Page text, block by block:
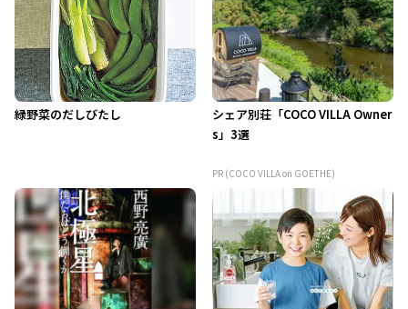
緑野菜のだしびたし
シェア別荘「COCO VILLA Owner
s」3選
PR (COCO VILLA on GOETHE)